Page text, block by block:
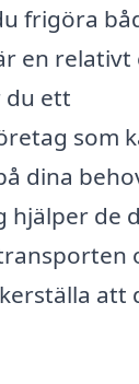
frigöra
en relativt
ett
som
dina
hjälper de
att